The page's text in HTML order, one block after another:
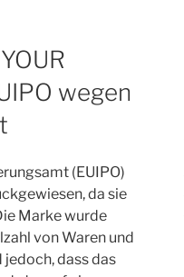
wegen
(EUIPO)
da sie
Marke wurde
von Waren und
jedoch, dass das